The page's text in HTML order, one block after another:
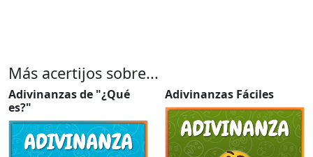
Más acertijos sobre...
Adivinanzas de "¿Qué
es?"
Adivinanzas Fáciles